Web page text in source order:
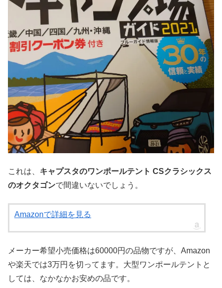
これは、 キャプスタのワンポールテント CSクラシックス
のオクタゴンで間違いないでしょう。
Amazonで詳細を見る
メーカー希望小売価格は60000円の品物ですが、Amazon
や楽天では3万円を切ってます。大型ワンポールテントと
しては、なかなかお安めの品です。